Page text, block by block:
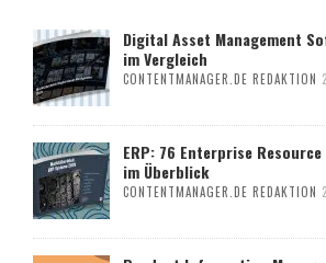
Digital Asset Management
im Vergleich
CONTENTMANAGER.DE REDAKTION
ERP: 76 Enterprise
im Überblick
CONTENTMANAGER.DE REDAKTION